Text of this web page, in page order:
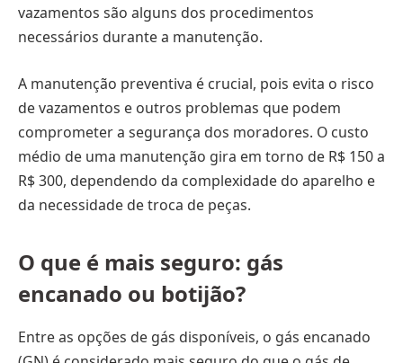
vazamentos são alguns dos procedimentos
necessários durante a manutenção.
A manutenção preventiva é crucial, pois evita o risco
de vazamentos e outros problemas que podem
comprometer a segurança dos moradores. O custo
médio de uma manutenção gira em torno de R$ 150 a
R$ 300, dependendo da complexidade do aparelho e
da necessidade de troca de peças.
O que é mais seguro: gás
encanado ou botijão?
Entre as opções de gás disponíveis, o gás encanado